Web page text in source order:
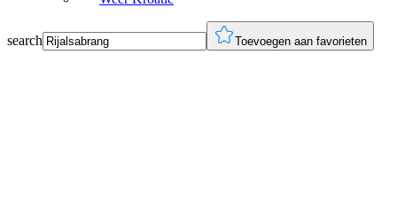
search Toevoegen aan favorieten